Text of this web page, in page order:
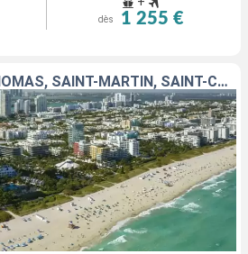
dès 1 255 €
BAHAMAS, SAINT-THOMAS, SAINT-MARTIN, SAINT-CROIX, ÉTATS-UNIS